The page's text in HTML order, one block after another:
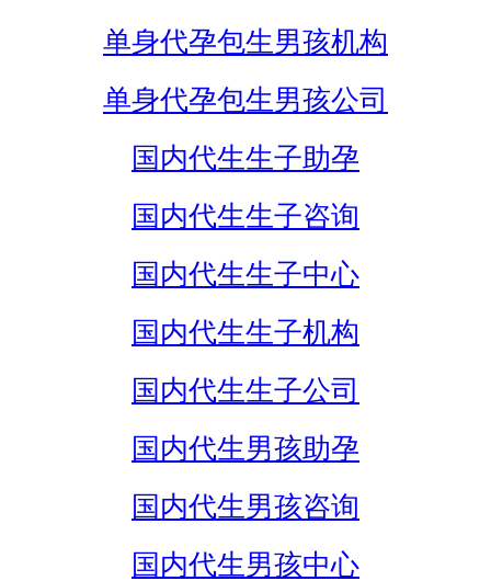
单身代孕包生男孩机构
单身代孕包生男孩公司
国内代生生子助孕
国内代生生子咨询
国内代生生子中心
国内代生生子机构
国内代生生子公司
国内代生男孩助孕
国内代生男孩咨询
国内代生男孩中心